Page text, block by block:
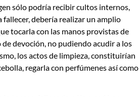
sólo podría recibir cultos internos,
fallecer, debería realizar un amplio
tocarla con las manos provistas de
devoción, no pudiendo acudir a los
los actos de limpieza, constituirían
regarla con perfúmenes así como